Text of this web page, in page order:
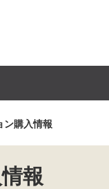
ン購入情報
報